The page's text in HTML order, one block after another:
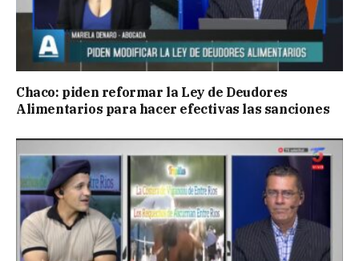
Chaco: piden reformar la Ley de Deudores
Alimentarios para hacer efectivas las sanciones